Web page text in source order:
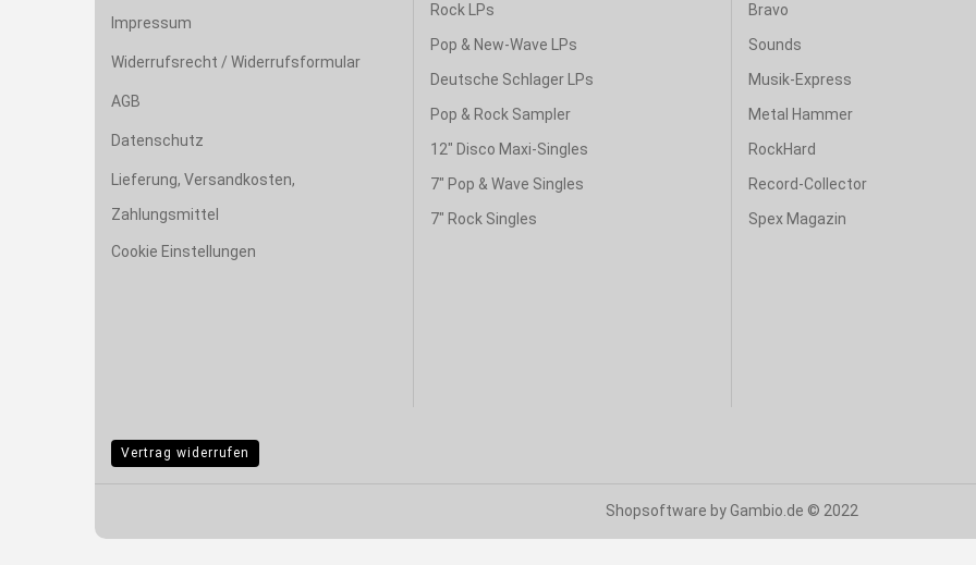
Impressum
Widerrufsrecht / Widerrufsformular
AGB
Datenschutz
Lieferung, Versandkosten,
Zahlungsmittel
Cookie Einstellungen
Rock LPs
Pop & New-Wave LPs
Deutsche Schlager LPs
Pop & Rock Sampler
12" Disco Maxi-Singles
7" Pop & Wave Singles
7" Rock Singles
Bravo
Sounds
Musik-Express
Metal Hammer
RockHard
Record-Collector
Spex Magazin
Vertrag widerrufen
Shopsoftware by Gambio.de © 2022